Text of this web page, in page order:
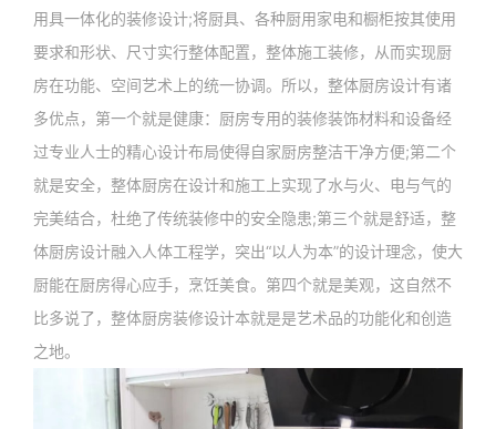
用具一体化的装修设计;将厨具、各种厨用家电和橱柜按其使用
要求和形状、尺寸实行整体配置，整体施工装修，从而实现厨
房在功能、空间艺术上的统一协调。所以，整体厨房设计有诸
多优点，第一个就是健康：厨房专用的装修装饰材料和设备经
过专业人士的精心设计布局使得自家厨房整洁干净方便;第二个
就是安全，整体厨房在设计和施工上实现了水与火、电与气的
完美结合，杜绝了传统装修中的安全隐患;第三个就是舒适，整
体厨房设计融入人体工程学，突出“以人为本”的设计理念，使大
厨能在厨房得心应手，烹饪美食。第四个就是美观，这自然不
比多说了，整体厨房装修设计本就是是艺术品的功能化和创造
之地。